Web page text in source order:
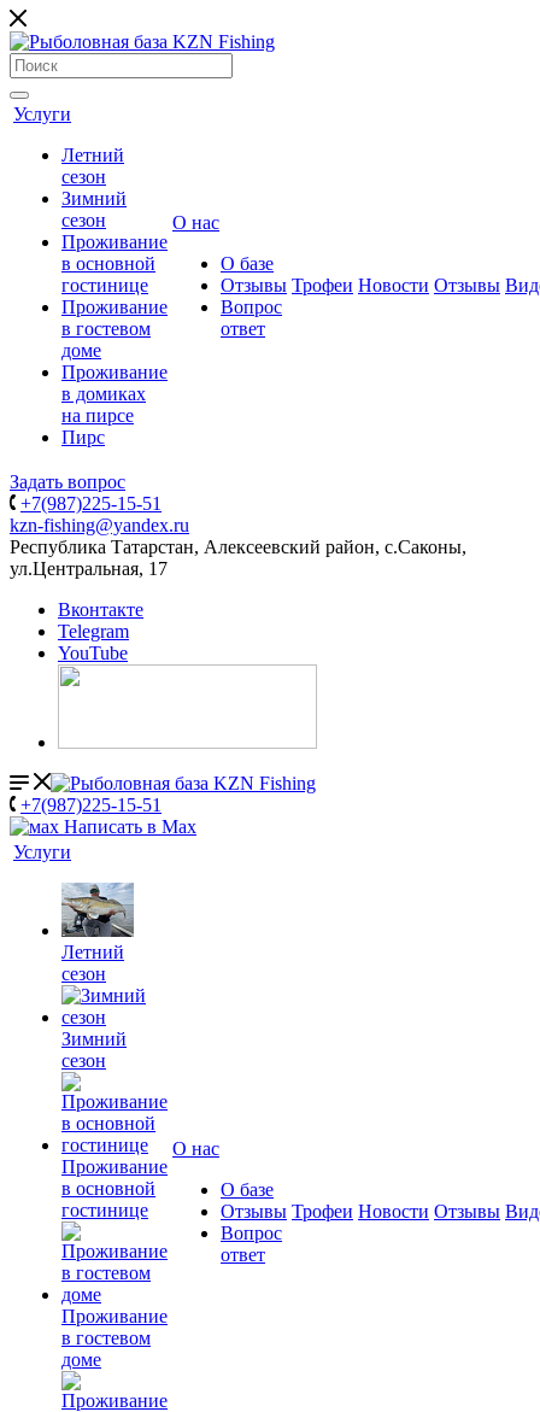
Услуги
Летний
сезон
Зимний
сезон
Проживание
в основной
гостинице
Проживание
в гостевом
доме
Проживание
в домиках
на пирсе
Пирс
О нас
О базе
Отзывы
Вопрос
ответ
Трофеи Новости Отзывы
Задать вопрос
+7(987)225-15-51
kzn-fishing@yandex.ru
Республика Татарстан, Алексеевский район, с.Саконы,
ул.Центральная, 17
Вконтакте
Telegram
YouTube
+7(987)225-15-51
Написать в Мах
Услуги
Летний
сезон
Зимний
сезон
Проживание
в основной
гостинице
Проживание
в гостевом
доме
О нас
О базе
Отзывы
Вопрос
ответ
Трофеи Новости Отзывы